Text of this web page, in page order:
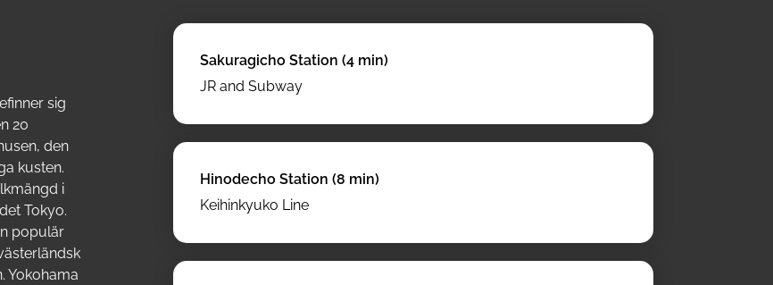
sig
20
den
kusten.
i
Tokyo.
populär
Yokohama
Sakuragicho Station (4 min)
JR and Subway
Hinodecho Station (8 min)
Keihinkyuko Line